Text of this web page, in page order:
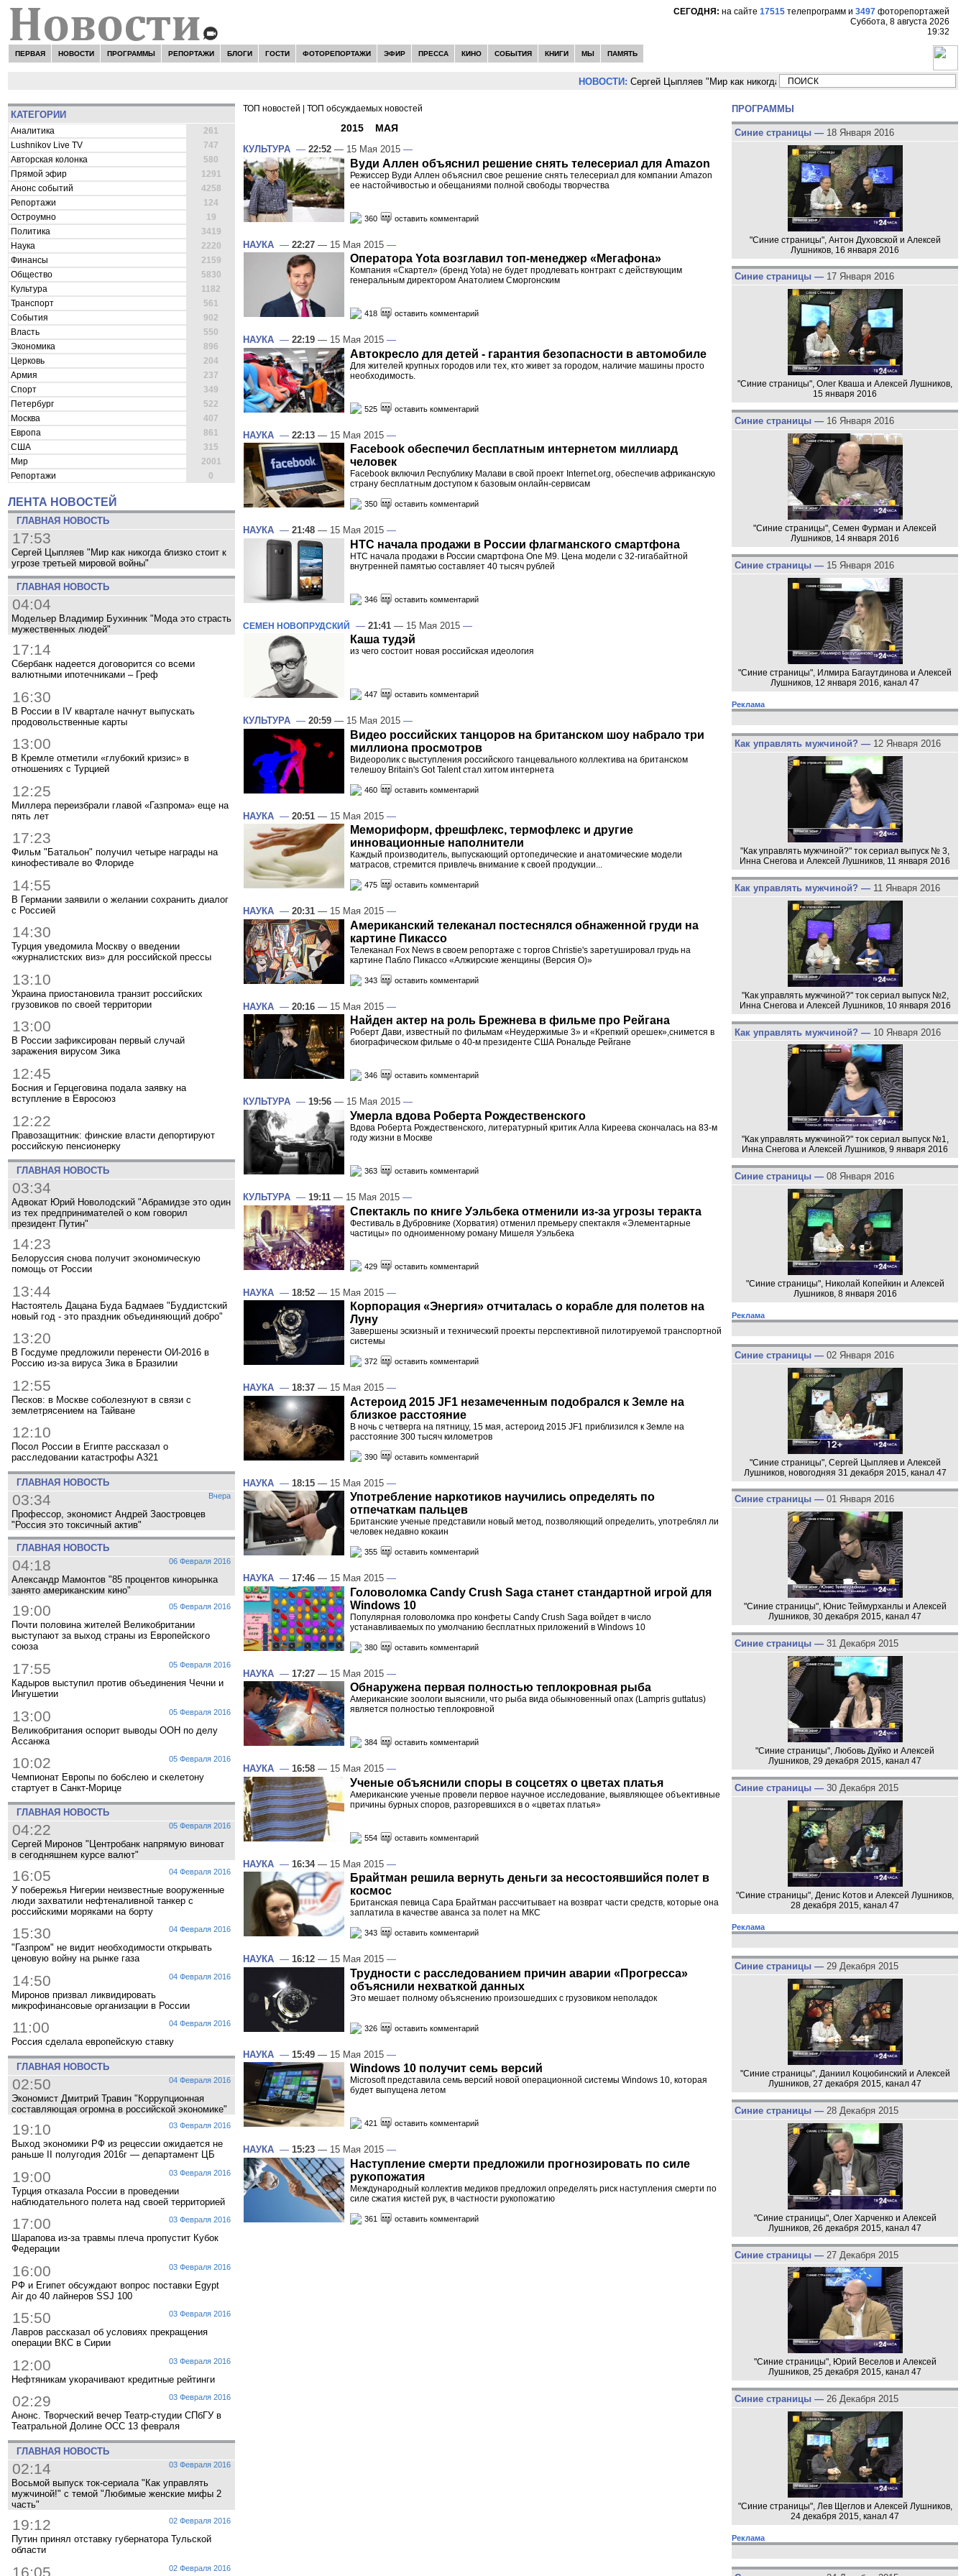
СЕГОДНЯ: на сайте 17515 телепрограмм и 3497 фоторепортажей
Суббота, 8 августа 2026
19:32
ПЕРВАЯ НОВОСТИ ПРОГРАММЫ РЕПОРТАЖИ БЛОГИ ГОСТИ ФОТОРЕПОРТАЖИ ЭФИР ПРЕССА КИНО СОБЫТИЯ КНИГИ МЫ ПАМЯТЬ
НОВОСТИ: Сергей Цыпляев "Мир как никогда близко стоит к угрозе третьей мировой войны"
КАТЕГОРИИ
Аналитика
261
Lushnikov Live TV
747
Авторская колонка
580
Прямой эфир
1291
Анонс событий
4258
Репортажи
124
Остроумно
19
Политика
3419
Наука
2220
Финансы
2159
Общество
5830
Культура
1182
Транспорт
561
События
902
Власть
550
Экономика
896
Церковь
204
Армия
237
Спорт
349
Петербург
522
Москва
407
Европа
861
США
315
Мир
2001
Репортажи
0
ЛЕНТА НОВОСТЕЙ
ГЛАВНАЯ НОВОСТЬ
17:53
Сергей Цыпляев "Мир как никогда близко стоит к
угрозе третьей мировой войны"
ГЛАВНАЯ НОВОСТЬ
04:04
Модельер Владимир Бухинник "Мода это страсть
мужественных людей"
17:14
Сбербанк надеется договорится со всеми
валютными ипотечниками – Греф
16:30
В России в IV квартале начнут выпускать
продовольственные карты
13:00
В Кремле отметили «глубокий кризис» в
отношениях с Турцией
12:25
Миллера переизбрали главой «Газпрома» еще на
пять лет
17:23
Фильм "Батальон" получил четыре награды на
кинофестивале во Флориде
14:55
В Германии заявили о желании сохранить диалог
с Россией
14:30
Турция уведомила Москву о введении
«журналистских виз» для российской прессы
13:10
Украина приостановила транзит российских
грузовиков по своей территории
13:00
В России зафиксирован первый случай
заражения вирусом Зика
12:45
Босния и Герцеговина подала заявку на
вступление в Евросоюз
12:22
Правозащитник: финские власти депортируют
российскую пенсионерку
ГЛАВНАЯ НОВОСТЬ
03:34
Адвокат Юрий Новолодский "Абрамидзе это один
из тех предпринимателей о ком говорил
президент Путин"
14:23
Белоруссия снова получит экономическую
помощь от России
13:44
Настоятель Дацана Буда Бадмаев "Буддистский
новый год - это праздник объединяющий добро"
13:20
В Госдуме предложили перенести ОИ-2016 в
Россию из-за вируса Зика в Бразилии
12:55
Песков: в Москве соболезнуют в связи с
землетрясением на Тайване
12:10
Посол России в Египте рассказал о
расследовании катастрофы A321
ГЛАВНАЯ НОВОСТЬ
Вчера
03:34
Профессор, экономист Андрей Заостровцев
"Россия это токсичный актив"
ГЛАВНАЯ НОВОСТЬ
06 Февраля 2016
04:18
Александр Мамонтов "85 процентов кинорынка
занято американским кино"
05 Февраля 2016
19:00
Почти половина жителей Великобритании
выступают за выход страны из Европейского
союза
05 Февраля 2016
17:55
Кадыров выступил против объединения Чечни и
Ингушетии
05 Февраля 2016
13:00
Великобритания оспорит выводы ООН по делу
Ассанжа
05 Февраля 2016
10:02
Чемпионат Европы по бобслею и скелетону
стартует в Санкт-Морице
ГЛАВНАЯ НОВОСТЬ
05 Февраля 2016
04:22
Сергей Миронов "Центробанк напрямую виноват
в сегодняшнем курсе валют"
04 Февраля 2016
16:05
У побережья Нигерии неизвестные вооруженные
люди захватили нефтеналивной танкер с
российскими моряками на борту
04 Февраля 2016
15:30
"Газпром" не видит необходимости открывать
ценовую войну на рынке газа
04 Февраля 2016
14:50
Миронов призвал ликвидировать
микрофинансовые организации в России
04 Февраля 2016
11:00
Россия сделала европейскую ставку
ГЛАВНАЯ НОВОСТЬ
04 Февраля 2016
02:50
Экономист Дмитрий Травин "Коррупционная
составляющая огромна в российской экономике"
03 Февраля 2016
19:10
Выход экономики РФ из рецессии ожидается не
раньше II полугодия 2016г — департамент ЦБ
03 Февраля 2016
19:00
Турция отказала России в проведении
наблюдательного полета над своей территорией
03 Февраля 2016
17:00
Шарапова из-за травмы плеча пропустит Кубок
Федерации
03 Февраля 2016
16:00
РФ и Египет обсуждают вопрос поставки Egypt
Air до 40 лайнеров SSJ 100
03 Февраля 2016
15:50
Лавров рассказал об условиях прекращения
операции ВКС в Сирии
03 Февраля 2016
12:00
Нефтяникам укорачивают кредитные рейтинги
03 Февраля 2016
02:29
Анонс. Творческий вечер Театр-студии СПбГУ в
Театральной Долине ОСС 13 февраля
ГЛАВНАЯ НОВОСТЬ
03 Февраля 2016
02:14
Восьмой выпуск ток-сериала "Как управлять
мужчиной!" с темой "Любимые женские мифы 2
часть"
02 Февраля 2016
19:12
Путин принял отставку губернатора Тульской
области
02 Февраля 2016
16:05
ТОП новостей ТОП обсуждаемых новостей
2015 МАЯ
КУЛЬТУРА — 22:52 — 15 Мая 2015 —
Вуди Аллен объяснил решение снять телесериал для Amazon
Режиссер Вуди Аллен объяснил свое решение снять телесериал для компании Amazon
ее настойчивостью и обещаниями полной свободы творчества
360 оставить комментарий
НАУКА — 22:27 — 15 Мая 2015 —
Оператора Yota возглавил топ-менеджер «Мегафона»
Компания «Скартел» (бренд Yota) не будет продлевать контракт с действующим
генеральным директором Анатолием Сморгонским
418 оставить комментарий
НАУКА — 22:19 — 15 Мая 2015 —
Автокресло для детей - гарантия безопасности в автомобиле
Для жителей крупных городов или тех, кто живет за городом, наличие машины просто
необходимость.
525 оставить комментарий
НАУКА — 22:13 — 15 Мая 2015 —
Facebook обеспечил бесплатным интернетом миллиард
человек
Facebook включил Республику Малави в свой проект Internet.org, обеспечив африканскую
страну бесплатным доступом к базовым онлайн-сервисам
350 оставить комментарий
НАУКА — 21:48 — 15 Мая 2015 —
HTC начала продажи в России флагманского смартфона
HTC начала продажи в России смартфона One M9. Цена модели с 32-гигабайтной
внутренней памятью составляет 40 тысяч рублей
346 оставить комментарий
СЕМЕН НОВОПРУДСКИЙ — 21:41 — 15 Мая 2015 —
Каша тудэй
из чего состоит новая российская идеология
447 оставить комментарий
КУЛЬТУРА — 20:59 — 15 Мая 2015 —
Видео российских танцоров на британском шоу набрало три
миллиона просмотров
Видеоролик с выступления российского танцевального коллектива на британском
телешоу Britain's Got Talent стал хитом интернета
460 оставить комментарий
НАУКА — 20:51 — 15 Мая 2015 —
Мемориформ, фрешфлекс, термофлекс и другие
инновационные наполнители
Каждый производитель, выпускающий ортопедические и анатомические модели
матрасов, стремится привлечь внимание к своей продукции...
475 оставить комментарий
НАУКА — 20:31 — 15 Мая 2015 —
Американский телеканал постеснялся обнаженной груди на
картине Пикассо
Телеканал Fox News в своем репортаже с торгов Christie's заретушировал грудь на
картине Пабло Пикассо «Алжирские женщины (Версия О)»
343 оставить комментарий
НАУКА — 20:16 — 15 Мая 2015 —
Найден актер на роль Брежнева в фильме про Рейгана
Роберт Дави, известный по фильмам «Неудержимые 3» и «Крепкий орешек»,снимется в
биографическом фильме о 40-м президенте США Рональде Рейгане
346 оставить комментарий
КУЛЬТУРА — 19:56 — 15 Мая 2015 —
Умерла вдова Роберта Рождественского
Вдова Роберта Рождественского, литературный критик Алла Киреева скончалась на 83-м
году жизни в Москве
363 оставить комментарий
КУЛЬТУРА — 19:11 — 15 Мая 2015 —
Спектакль по книге Уэльбека отменили из-за угрозы теракта
Фестиваль в Дубровнике (Хорватия) отменил премьеру спектакля «Элементарные
частицы» по одноименному роману Мишеля Уэльбека
429 оставить комментарий
НАУКА — 18:52 — 15 Мая 2015 —
Корпорация «Энергия» отчиталась о корабле для полетов на
Луну
Завершены эскизный и технический проекты перспективной пилотируемой транспортной
системы
372 оставить комментарий
НАУКА — 18:37 — 15 Мая 2015 —
Астероид 2015 JF1 незамеченным подобрался к Земле на
близкое расстояние
В ночь с четверга на пятницу, 15 мая, астероид 2015 JF1 приблизился к Земле на
расстояние 300 тысяч километров
390 оставить комментарий
НАУКА — 18:15 — 15 Мая 2015 —
Употребление наркотиков научились определять по
отпечаткам пальцев
Британские ученые представили новый метод, позволяющий определить, употреблял ли
человек недавно кокаин
355 оставить комментарий
НАУКА — 17:46 — 15 Мая 2015 —
Головоломка Candy Crush Saga станет стандартной игрой для
Windows 10
Популярная головоломка про конфеты Candy Crush Saga войдет в число
устанавливаемых по умолчанию бесплатных приложений в Windows 10
380 оставить комментарий
НАУКА — 17:27 — 15 Мая 2015 —
Обнаружена первая полностью теплокровная рыба
Американские зоологи выяснили, что рыба вида обыкновенный опах (Lampris guttatus)
является полностью теплокровной
384 оставить комментарий
НАУКА — 16:58 — 15 Мая 2015 —
Ученые объяснили споры в соцсетях о цветах платья
Американские ученые провели первое научное исследование, выявляющее объективные
причины бурных споров, разгоревшихся в о «цветах платья»
554 оставить комментарий
НАУКА — 16:34— 15 Мая 2015 —
Брайтман решила вернуть деньги за несостоявшийся полет в
космос
Британская певица Сара Брайтман рассчитывает на возврат части средств, которые она
заплатила в качестве аванса за полет на МКС
343 оставить комментарий
НАУКА — 16:12 — 15 Мая 2015 —
Трудности с расследованием причин аварии «Прогресса»
объяснили нехваткой данных
Это мешает полному объяснению произошедших с грузовиком неполадок
326 оставить комментарий
НАУКА — 15:49 — 15 Мая 2015 —
Windows 10 получит семь версий
Microsoft представила семь версий новой операционной системы Windows 10, которая
будет выпущена летом
421 оставить комментарий
НАУКА — 15:23 — 15 Мая 2015 —
Наступление смерти предложили прогнозировать по силе
рукопожатия
Международный коллектив медиков предложил определять риск наступления смерти по
силе сжатия кистей рук, в частности рукопожатию
361 оставить комментарий
ПРОГРАММЫ
Синие страницы — 18 Января 2016
"Синие страницы", Антон Духовской и Алексей
Лушников, 16 января 2016
Синие страницы — 17 Января 2016
"Синие страницы", Олег Кваша и Алексей Лушников,
15 января 2016
Синие страницы — 16 Января 2016
"Синие страницы", Семен Фурман и Алексей
Лушников, 14 января 2016
Синие страницы — 15 Января 2016
"Синие страницы", Илмира Багаутдинова и Алексей
Лушников, 12 января 2016, канал 47
Реклама
Как управлять мужчиной? — 12 Января 2016
"Как управлять мужчиной?" ток сериал выпуск № 3,
Инна Снегова и Алексей Лушников, 11 января 2016
Как управлять мужчиной? — 11 Января 2016
"Как управлять мужчиной?" ток сериал выпуск №2,
Инна Снегова и Алексей Лушников, 10 января 2016
Как управлять мужчиной? — 10 Января 2016
"Как управлять мужчиной?" ток сериал выпуск №1,
Инна Снегова и Алексей Лушников, 9 января 2016
Синие страницы — 08 Января 2016
"Синие страницы", Николай Копейкин и Алексей
Лушников, 8 января 2016
Реклама
Синие страницы — 02 Января 2016
"Синие страницы", Сергей Цыпляев и Алексей
Лушников, новогодняя 31 декабря 2015, канал 47
Синие страницы — 01 Января 2016
"Синие страницы", Юнис Теймурханлы и Алексей
Лушников, 30 декабря 2015, канал 47
Синие страницы — 31 Декабря 2015
"Синие страницы", Любовь Дуйко и Алексей
Лушников, 29 декабря 2015, канал 47
Синие страницы — 30 Декабря 2015
"Синие страницы", Денис Котов и Алексей Лушников,
28 декабря 2015, канал 47
Реклама
Синие страницы — 29 Декабря 2015
"Синие страницы", Даниил Коцюбинский и Алексей
Лушников, 27 декабря 2015, канал 47
Синие страницы — 28 Декабря 2015
"Синие страницы", Олег Харченко и Алексей
Лушников, 26 декабря 2015, канал 47
Синие страницы — 27 Декабря 2015
"Синие страницы", Юрий Веселов и Алексей
Лушников, 25 декабря 2015, канал 47
Синие страницы — 26 Декабря 2015
"Синие страницы", Лев Щеглов и Алексей Лушников,
24 декабря 2015, канал 47
Реклама